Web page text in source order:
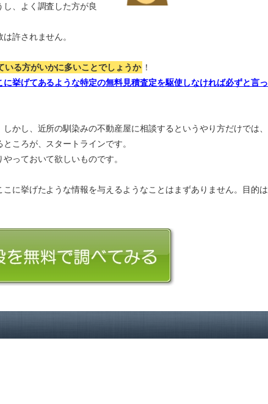
、よく調査した方が良
許されません。
る方がいかに多いことでしょうか ！
挙げてあるような特定の無料見積査定を駆使しなければ必ずと言っ
かし、近所の馴染みの不動産屋に相談するというやり方だけでは、
ころが、スタートラインです。
っておいて欲しいものです。
に挙げたような情報を与えるようなことはまずありません。目的は